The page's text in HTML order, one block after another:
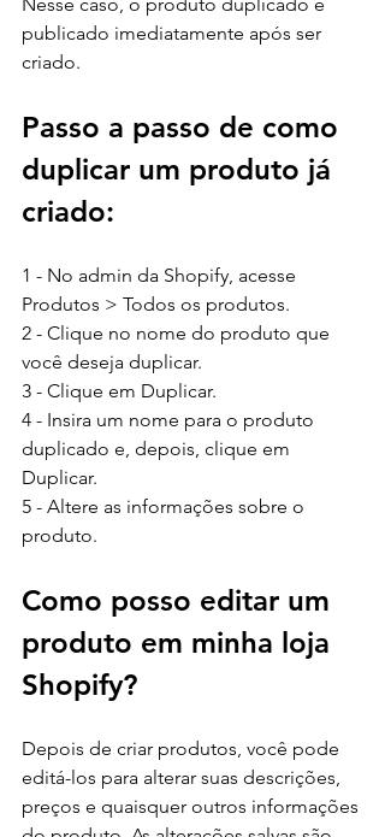
publicado imediatamente após ser
criado.
Passo a passo de como
duplicar um produto já
criado:
1 - No admin da Shopify, acesse
Produtos > Todos os produtos.
2 - Clique no nome do produto que
você deseja duplicar.
3 - Clique em Duplicar.
4 - Insira um nome para o produto
duplicado e, depois, clique em
Duplicar.
5 - Altere as informações sobre o
produto.
Como posso editar um
produto em minha loja
Shopify?
Depois de criar produtos, você pode
editá-los para alterar suas descrições,
preços e quaisquer outros informações